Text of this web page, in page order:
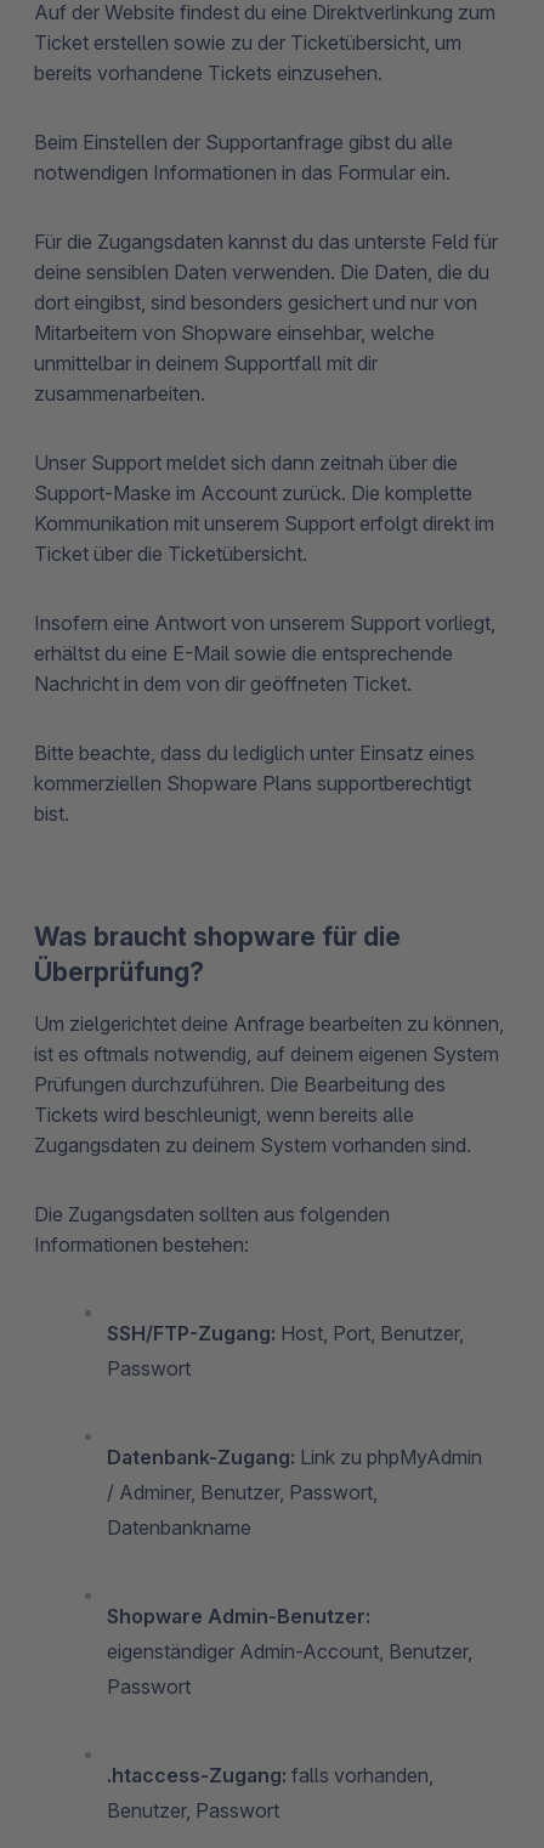
Auf der Website findest du eine Direktverlinkung zum
Ticket erstellen sowie zu der Ticketübersicht, um
bereits vorhandene Tickets einzusehen.
Beim Einstellen der Supportanfrage gibst du alle
notwendigen Informationen in das Formular ein.
Für die Zugangsdaten kannst du das unterste Feld für
deine sensiblen Daten verwenden. Die Daten, die du
dort eingibst, sind besonders gesichert und nur von
Mitarbeitern von Shopware einsehbar, welche
unmittelbar in deinem Supportfall mit dir
zusammenarbeiten.
Unser Support meldet sich dann zeitnah über die
Support-Maske im Account zurück. Die komplette
Kommunikation mit unserem Support erfolgt direkt im
Ticket über die Ticketübersicht.
Insofern eine Antwort von unserem Support vorliegt,
erhältst du eine E-Mail sowie die entsprechende
Nachricht in dem von dir geöffneten Ticket.
Bitte beachte, dass du lediglich unter Einsatz eines
kommerziellen Shopware Plans supportberechtigt
bist.
Was braucht shopware für die
Überprüfung?
Um zielgerichtet deine Anfrage bearbeiten zu können,
ist es oftmals notwendig, auf deinem eigenen System
Prüfungen durchzuführen. Die Bearbeitung des
Tickets wird beschleunigt, wenn bereits alle
Zugangsdaten zu deinem System vorhanden sind.
Die Zugangsdaten sollten aus folgenden
Informationen bestehen:
SSH/FTP-Zugang: Host, Port, Benutzer,
Passwort
Datenbank-Zugang: Link zu phpMyAdmin
/ Adminer, Benutzer, Passwort,
Datenbankname
Shopware Admin-Benutzer:
eigenständiger Admin-Account, Benutzer,
Passwort
.htaccess-Zugang: falls vorhanden,
Benutzer, Passwort